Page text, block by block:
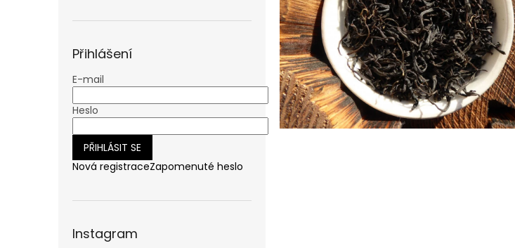
Přihlášení
E-mail
Heslo
PŘIHLÁSIT SE
Nová registraceZapomenuté heslo
Instagram